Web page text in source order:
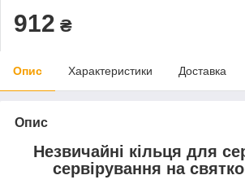
912 ₴
Опис Характеристики Доставка
Опис
Незвичайні кільця для
сервірування на